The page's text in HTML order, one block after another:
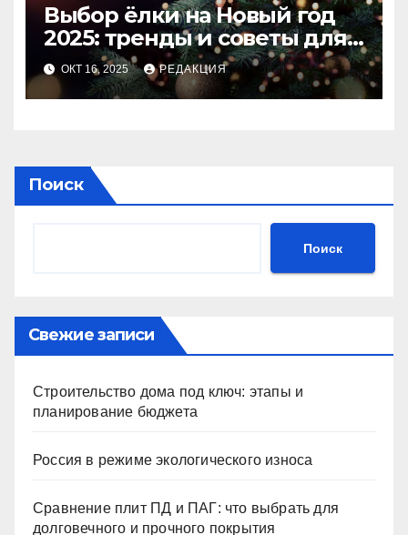
Выбор ёлки на Новый год
2025: тренды и советы для
идеального праздника
ОКТ 16, 2025 РЕДАКЦИЯ
Поиск
Поиск
Свежие записи
Строительство дома под ключ: этапы и
планирование бюджета
Россия в режиме экологического износа
Сравнение плит ПД и ПАГ: что выбрать для
долговечного и прочного покрытия